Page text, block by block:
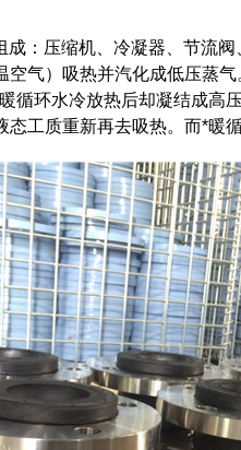
压缩机、冷凝器、节流阀
空气）吸热并汽化成低压蒸
循环水冷放热后却凝结成高
工质重新再去吸热。而*暖